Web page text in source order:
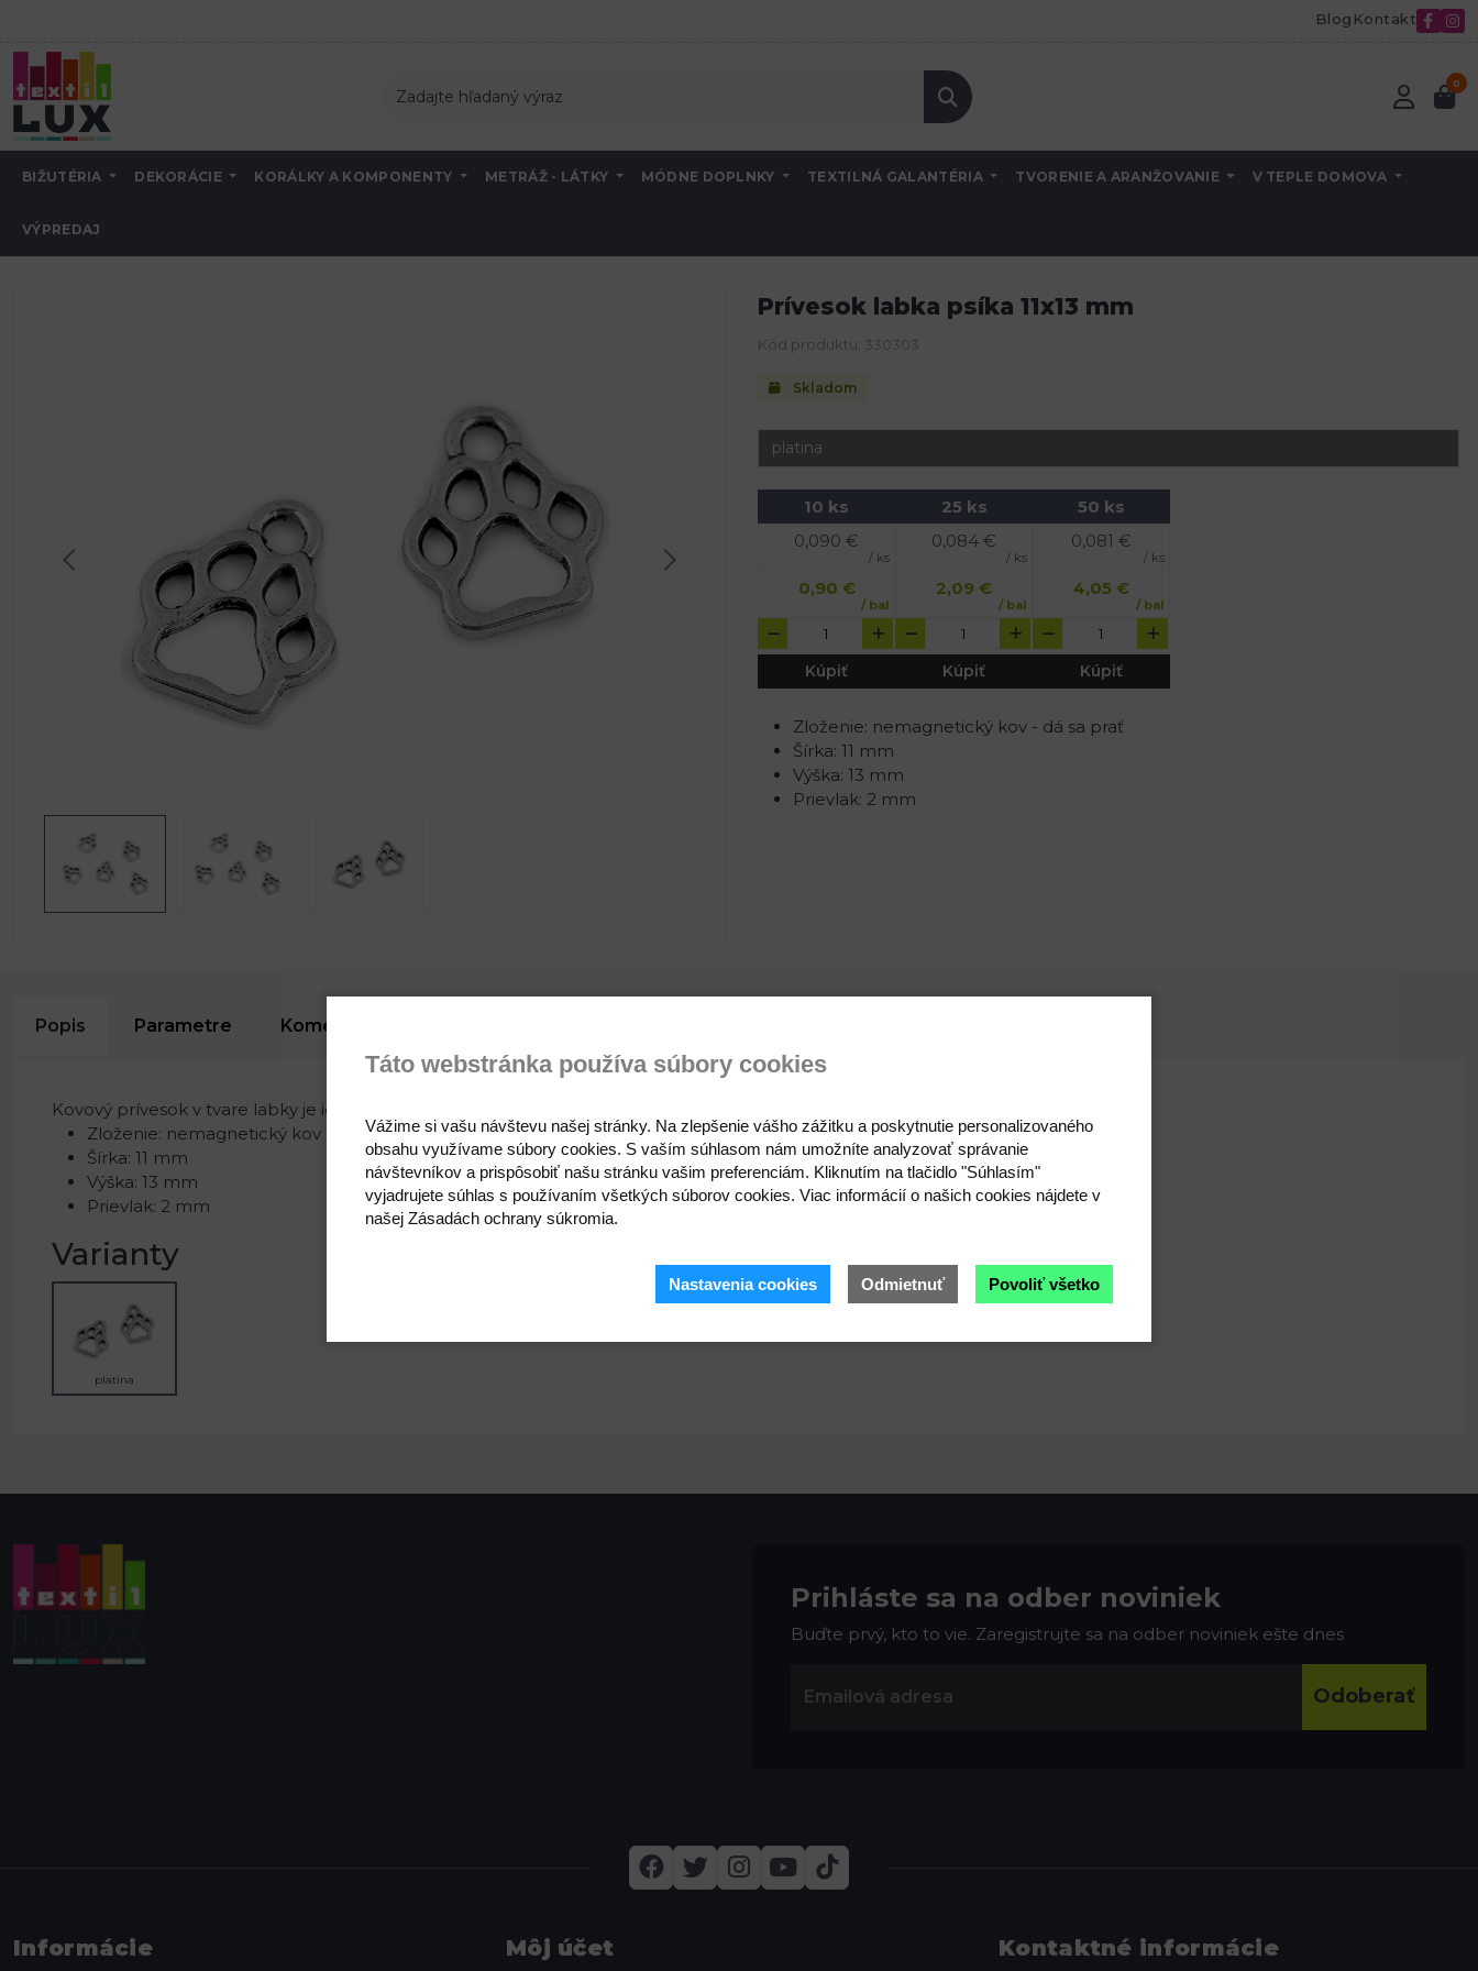
Blog Kontakt
0
BIŽUTÉRIA DEKORÁCIE KORÁLKY A KOMPONENTY METRÁŽ - LÁTKY MÓDNE DOPLNKY TEXTILNÁ GALANTÉRIA TVORENIE A ARANŽOVANIE V TEPLE DOMOVA
VÝPREDAJ
Úvod Textilná galantéria
Prívesok labka psíka 11x13 mm
Kód produktu: 330303
Skladom
10 ks
0,090 €
/ ks
0,90 €
/ bal
Kúpiť
25 ks
0,084 €
/ ks
2,09 €
/ bal
Kúpiť
50 ks
0,081 €
/ ks
4,05 €
/ bal
Kúpiť
Zloženie: nemagnetický kov - dá sa prať
Šírka: 11 mm
Výška: 13 mm
Prievlak: 2 mm
Popis Parametre Komentáre
Kovový prívesok v tvare labky je ideálnym doplnkom pre milovníkov zvieratiek. Vynikne na obojku, kabelke, batohu alebo na odeve.
Zloženie: nemagnetický kov - dá sa prať
Šírka: 11 mm
Výška: 13 mm
Prievlak: 2 mm
Varianty
platina
Prihláste sa na odber noviniek
Buďte prvý, kto to vie. Zaregistrujte sa na odber noviniek ešte dnes
Odoberať
Informácie Môj účet Kontaktné informácie
Táto webstránka používa súbory cookies
Vážime si vašu návštevu našej stránky. Na zlepšenie vášho zážitku a poskytnutie personalizovaného
obsahu využívame súbory cookies. S vaším súhlasom nám umožníte analyzovať správanie
návštevníkov a prispôsobiť našu stránku vašim preferenciám. Kliknutím na tlačidlo "Súhlasím"
vyjadrujete súhlas s používaním všetkých súborov cookies. Viac informácií o našich cookies nájdete v
našej Zásadách ochrany súkromia.
Nastavenia cookies Odmietnuť Povoliť všetko